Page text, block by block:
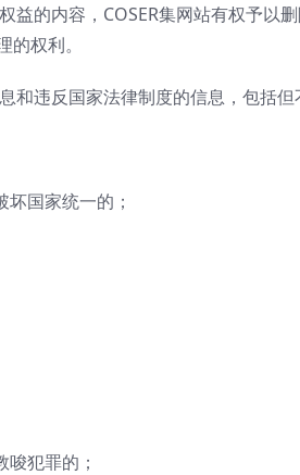
的内容，COSER集网站有权予以
权利。
和违反国家法律制度的信息，包括但
国家统一的；
犯罪的；